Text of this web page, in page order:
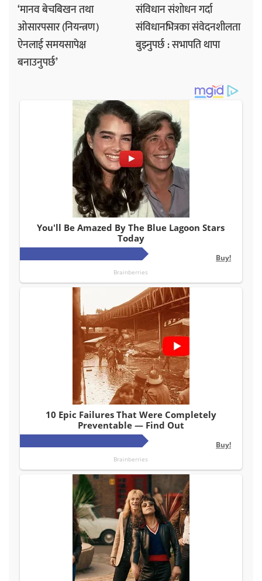
‘मानव बेचबिखन तथा
ओसारपसार (नियन्त्रण)
ऐनलाई समयसापेक्ष
बनाउनुपर्छ’
संविधान संशोधन गर्दा
संविधानभित्रका संवेदनशीलता
बुझ्नुपर्छ : सभापति थापा